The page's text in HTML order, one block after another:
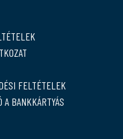
FELTÉTELEK
A BANKKÁRTYÁS